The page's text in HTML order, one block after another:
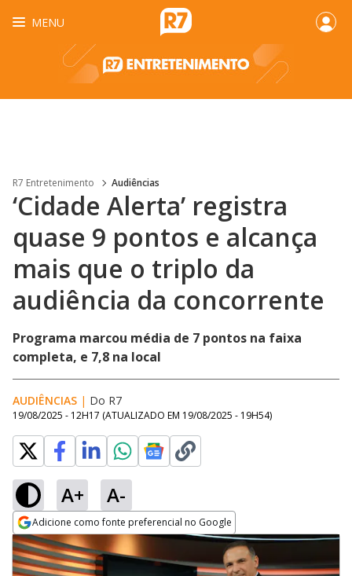
MENU
R7 Entretenimento Audiências
‘Cidade Alerta’ registra
quase 9 pontos e alcança
mais que o triplo da
audiência da concorrente
Programa marcou média de 7 pontos na faixa
completa, e 7,8 na local
AUDIÊNCIAS | Do R7
19/08/2025 - 12H17 (ATUALIZADO EM 19/08/2025 - 19H54)
A+ A-
Adicione como fonte preferencial no Google
Opens in new window